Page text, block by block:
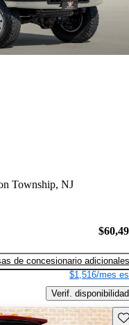
Township, NJ
de concesionario adicionales
$1,516/mes
Verif. disponibilidad